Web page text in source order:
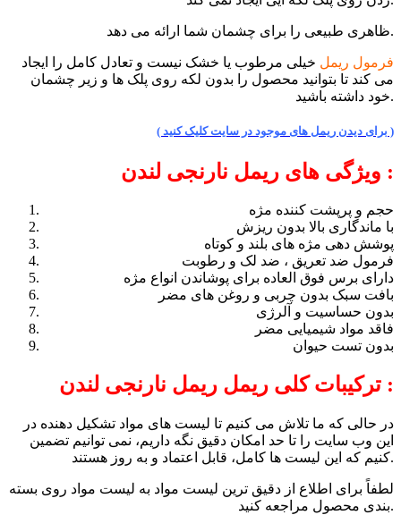
ظاهری طبیعی را برای چشمان شما ارائه می دهد.
فرمول ریمل خیلی مرطوب یا خشک نیست و تعادل کامل را ایجاد
می کند تا بتوانید محصول را بدون لکه روی پلک ها و زیر چشمان
خود داشته باشید.
( برای دیدن ریمل های موجود در سایت کلیک کنید )
ویژگی های ریمل نارنجی لندن :
حجم و پرپشت کننده مژه
با ماندگاری بالا بدون ریزش
پوشش دهی مژه های بلند و کوتاه
فرمول ضد تعریق ، ضد لک و رطوبت
دارای برس فوق العاده برای پوشاندن انواع مژه
بافت سبک بدون چربی و روغن های مضر
بدون حساسیت و آلرژی
فاقد مواد شیمیایی مضر
بدون تست حیوان
ترکیبات کلی ریمل ریمل نارنجی لندن :
در حالی که ما تلاش می کنیم تا لیست های مواد تشکیل دهنده در
این وب سایت را تا حد امکان دقیق نگه داریم، نمی توانیم تضمین
کنیم که این لیست ها کامل، قابل اعتماد و به روز هستند.
لطفاً برای اطلاع از دقیق ترین لیست مواد به لیست مواد روی بسته
بندی محصول مراجعه کنید.